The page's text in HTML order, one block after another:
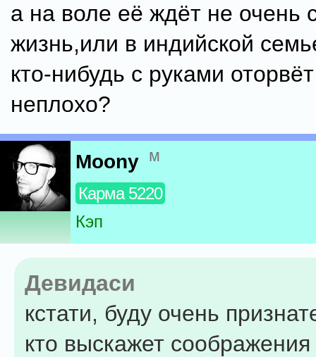
а на воле её ждёт не очень
жизнь,или в индийской
кто-нибудь с руками
неплохо?
Moony м
Карма 5220
Кэп
Девидаси
кстати, буду очень
кто выскажет